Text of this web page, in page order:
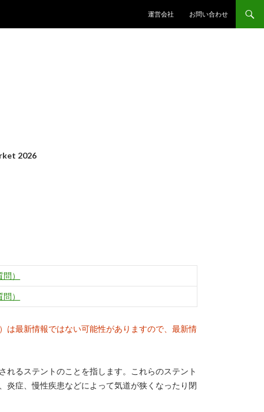
運営会社
お問い合わせ
2026
）
）
最新情報ではない可能性がありますので、最新情
るステントのことを指します。これらのステント
炎症、慢性疾患などによって気道が狭くなったり閉